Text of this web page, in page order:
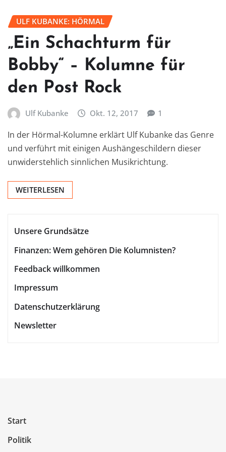
ULF KUBANKE: HÖRMAL
„Ein Schachturm für
Bobby“ – Kolumne für
den Post Rock
Ulf Kubanke Okt. 12, 2017 1
In der Hörmal-Kolumne erklärt Ulf Kubanke das Genre
und verführt mit einigen Aushängeschildern dieser
unwiderstehlich sinnlichen Musikrichtung.
WEITERLESEN
Unsere Grundsätze
Finanzen: Wem gehören Die Kolumnisten?
Feedback willkommen
Impressum
Datenschutzerklärung
Newsletter
Start
Politik